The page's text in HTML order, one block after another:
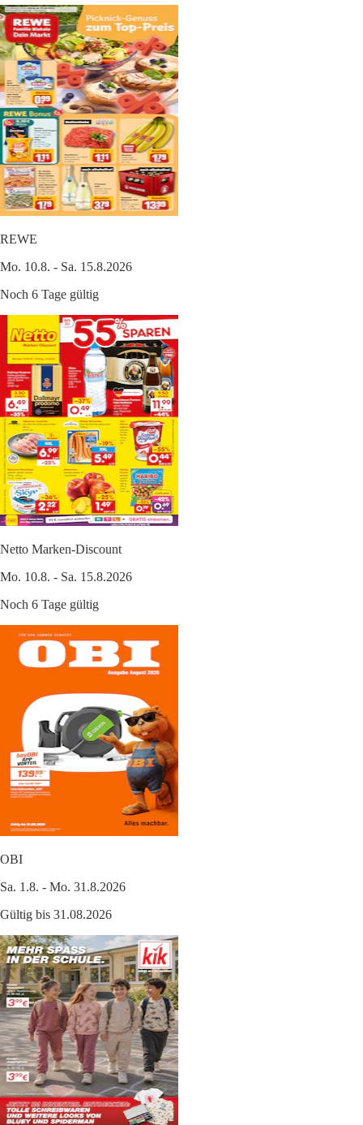
REWE
Mo. 10.8. - Sa. 15.8.2026
Noch 6 Tage gültig
Netto Marken-Discount
Mo. 10.8. - Sa. 15.8.2026
Noch 6 Tage gültig
OBI
Sa. 1.8. - Mo. 31.8.2026
Gültig bis 31.08.2026